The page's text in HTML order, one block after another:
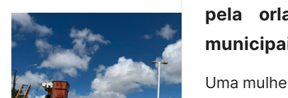
pela
Uma